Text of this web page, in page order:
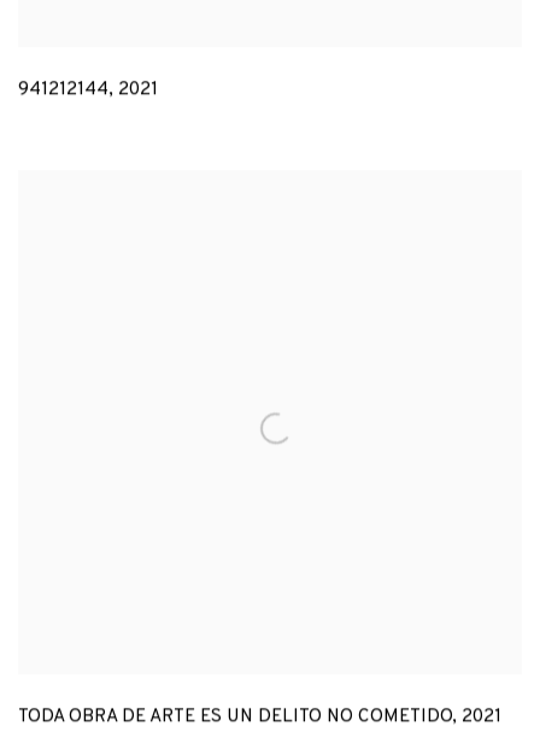
941212144, 2021
TODA OBRA DE ARTE ES UN DELITO NO COMETIDO, 2021